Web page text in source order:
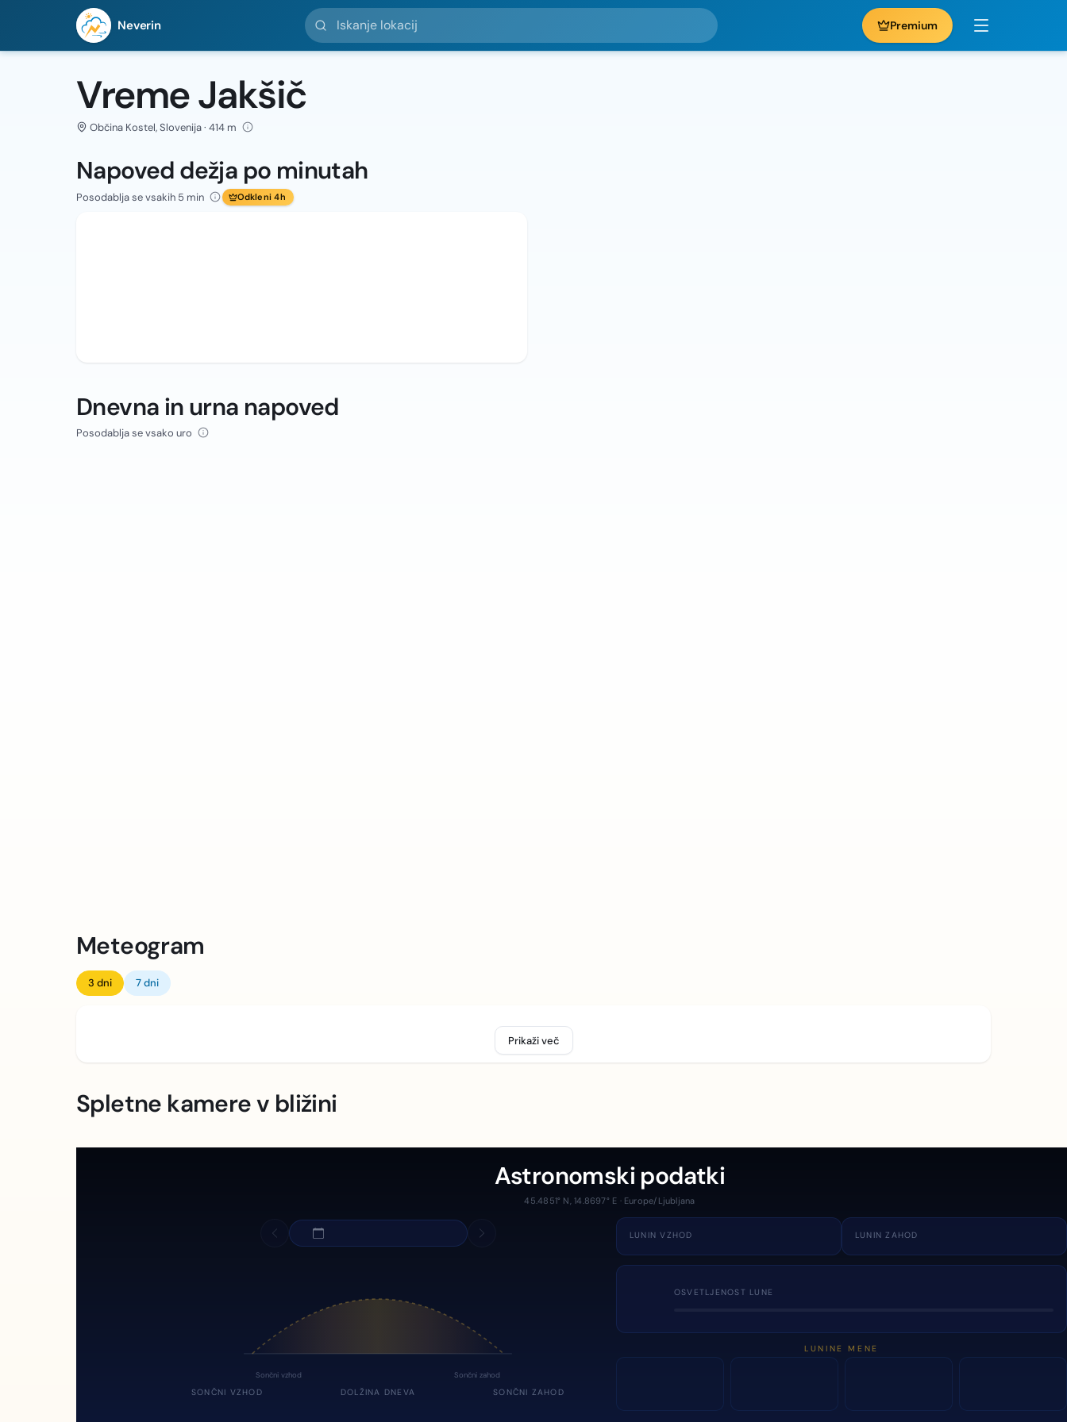
Neverin
Iskanje lokacij
Premium
Vreme Jakšič
Občina Kostel, Slovenija · 414 m
Napoved dežja po minutah
Posodablja se vsakih 5 min Odkleni 4h
Dnevna in urna napoved
Posodablja se vsako uro
Meteogram
3 dni 7 dni
Prikaži več
Spletne kamere v bližini
Astronomski podatki
45.4851° N, 14.8697° E · Europe/Ljubljana
Sončni vzhod Sončni zahod
SONČNI VZHOD DOLŽINA DNEVA SONČNI ZAHOD
LUNIN VZHOD LUNIN ZAHOD
OSVETLJENOST LUNE
LUNINE MENE